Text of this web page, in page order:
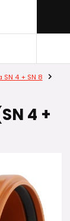
SN 4 + SN 8
4 +